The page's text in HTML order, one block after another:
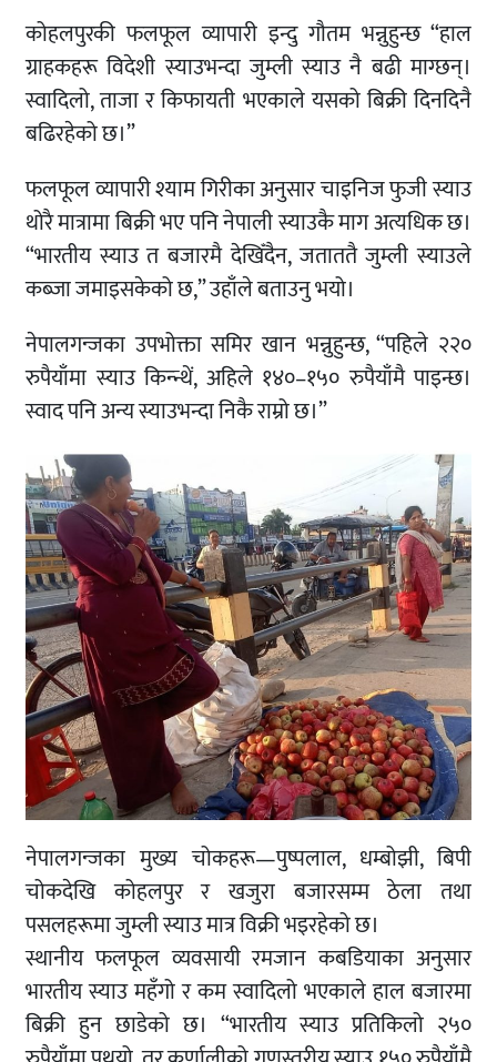
कोहलपुरकी फलफूल व्यापारी इन्दु गौतम भन्नुहुन्छ “हाल
ग्राहकहरू विदेशी स्याउभन्दा जुम्ली स्याउ नै बढी माग्छन्।
स्वादिलो, ताजा र किफायती भएकाले यसको बिक्री दिनदिनै
बढिरहेको छ।”
फलफूल व्यापारी श्याम गिरीका अनुसार चाइनिज फुजी स्याउ
थोरै मात्रामा बिक्री भए पनि नेपाली स्याउकै माग अत्यधिक छ।
“भारतीय स्याउ त बजारमै देखिँदैन, जताततै जुम्ली स्याउले
कब्जा जमाइसकेको छ,” उहाँले बताउनु भयो।
नेपालगन्जका उपभोक्ता समिर खान भन्नुहुन्छ, “पहिले २२०
रुपैयाँमा स्याउ किन्न्थें, अहिले १४०–१५० रुपैयाँमै पाइन्छ।
स्वाद पनि अन्य स्याउभन्दा निकै राम्रो छ।”
नेपालगन्जका मुख्य चोकहरू—पुष्पलाल, धम्बोझी, बिपी
चोकदेखि कोहलपुर र खजुरा बजारसम्म ठेला तथा
पसलहरूमा जुम्ली स्याउ मात्र विक्री भइरहेको छ।
स्थानीय फलफूल व्यवसायी रमजान कबडियाका अनुसार
भारतीय स्याउ महँगो र कम स्वादिलो भएकाले हाल बजारमा
बिक्री हुन छाडेको छ। “भारतीय स्याउ प्रतिकिलो २५०